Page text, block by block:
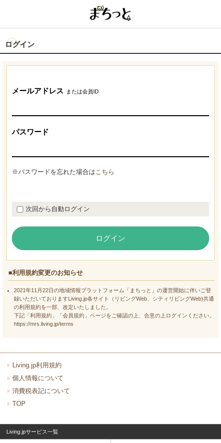
ログイン
メールアドレス または会員ID
パスワード
※パスワードを忘れた場合はこちら
次回から自動ログイン
ログイン
■利用規約変更のお知らせ
2021年11月22日の地域情報プラットフォーム「まちっと」の運営開始に伴いご登
録いただいておりますLiving.jp各サイト（リビングWeb、シティリビングWeb)共通
の利用規約を一部、改定いたしました。
下記「利用規約」「会員規約」ページをご確認の上、合意の上ログインください。
https://mrs.living.jp/terms
Living.jp利用規約
個人情報について
消費税表記について
TOP
Living.jpサービス一覧